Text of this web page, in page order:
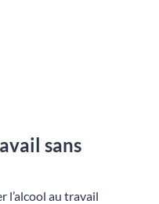
sans
l’alcool au travail